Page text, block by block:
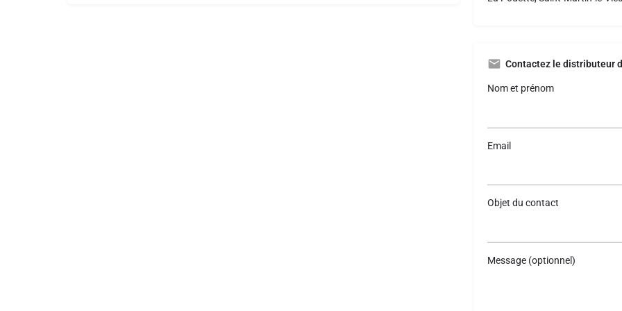
Contactez le distributeur
Nom et prénom
Email
Objet du contact
Message (optionnel)